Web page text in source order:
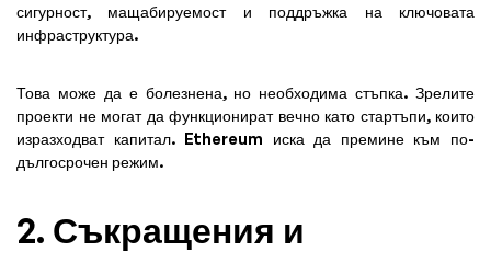
сигурност, мащабируемост и поддръжка на ключовата
инфраструктура.
Това може да е болезнена, но необходима стъпка. Зрелите
проекти не могат да функционират вечно като стартъпи, които
изразходват капитал. Ethereum иска да премине към по-
дългосрочен режим.
2. Съкращения и